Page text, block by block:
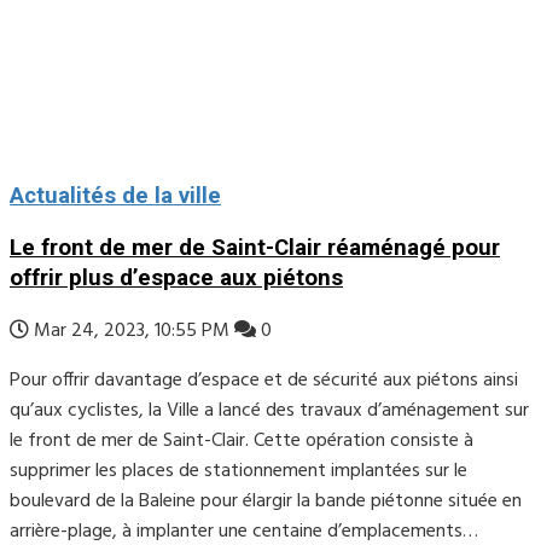
Actualités de la ville
Le front de mer de Saint-Clair réaménagé pour
offrir plus d’espace aux piétons
Mar 24, 2023, 10:55 PM
0
Pour offrir davantage d’espace et de sécurité aux piétons ainsi
qu’aux cyclistes, la Ville a lancé des travaux d’aménagement sur
le front de mer de Saint-Clair. Cette opération consiste à
supprimer les places de stationnement implantées sur le
boulevard de la Baleine pour élargir la bande piétonne située en
arrière-plage, à implanter une centaine d’emplacements…